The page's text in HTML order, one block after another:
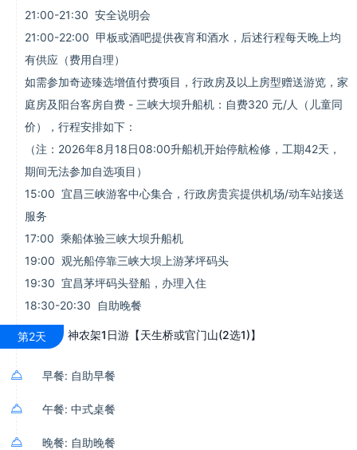
21:00-21:30 安全说明会
21:00-22:00 甲板或酒吧提供夜宵和酒水，后述行程每天晚上均
有供应（费用自理）
如需参加奇迹臻选增值付费项目，行政房及以上房型赠送游览，家
庭房及阳台客房自费 - 三峡大坝升船机：自费320 元/人（儿童同
价），行程安排如下：
（注：2026年8月18日08:00升船机开始停航检修，工期42天，
期间无法参加自选项目）
15:00 宜昌三峡游客中心集合，行政房贵宾提供机场/动车站接送
服务
17:00 乘船体验三峡大坝升船机
19:00 观光船停靠三峡大坝上游茅坪码头
19:30 宜昌茅坪码头登船，办理入住
18:30-20:30 自助晚餐
第2天 神农架1日游【天生桥或官门山(2选1)】
 早餐: 自助早餐
 午餐: 中式桌餐
 晚餐: 自助晚餐